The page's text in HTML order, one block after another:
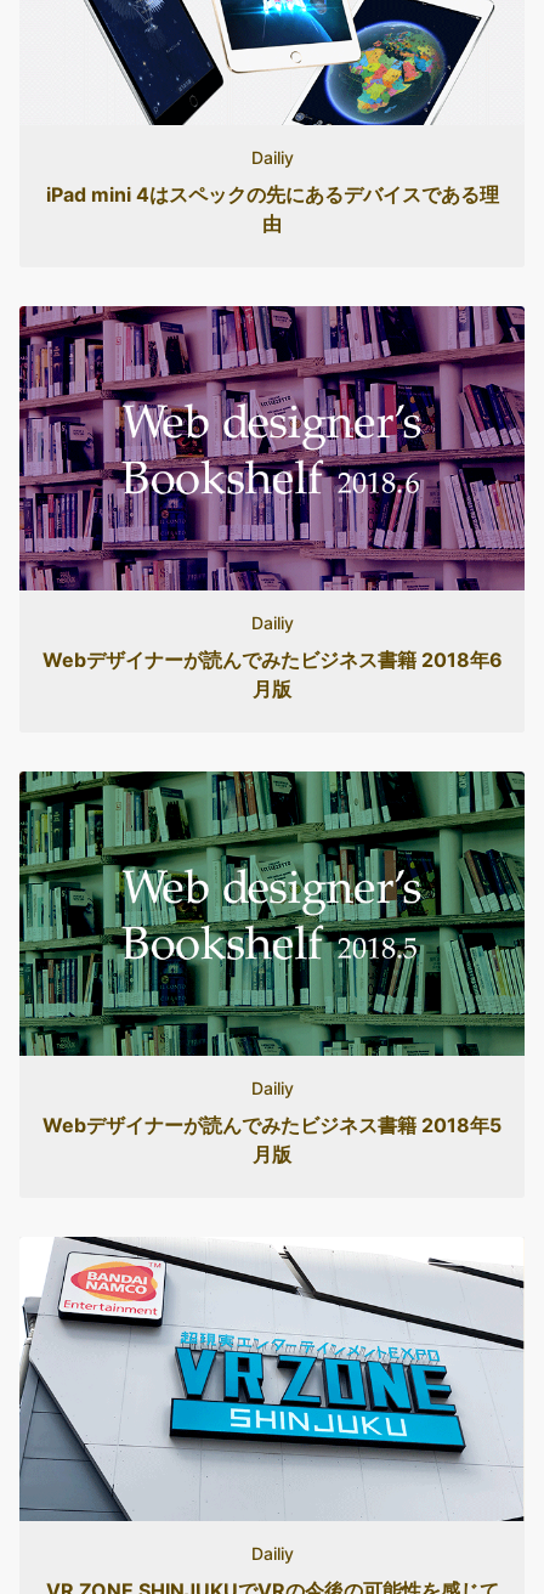
Dailiy
iPad mini 4はスペックの先にあるデバイスである理
由
Dailiy
Webデザイナーが読んでみたビジネス書籍 2018年6
月版
Dailiy
Webデザイナーが読んでみたビジネス書籍 2018年5
月版
Dailiy